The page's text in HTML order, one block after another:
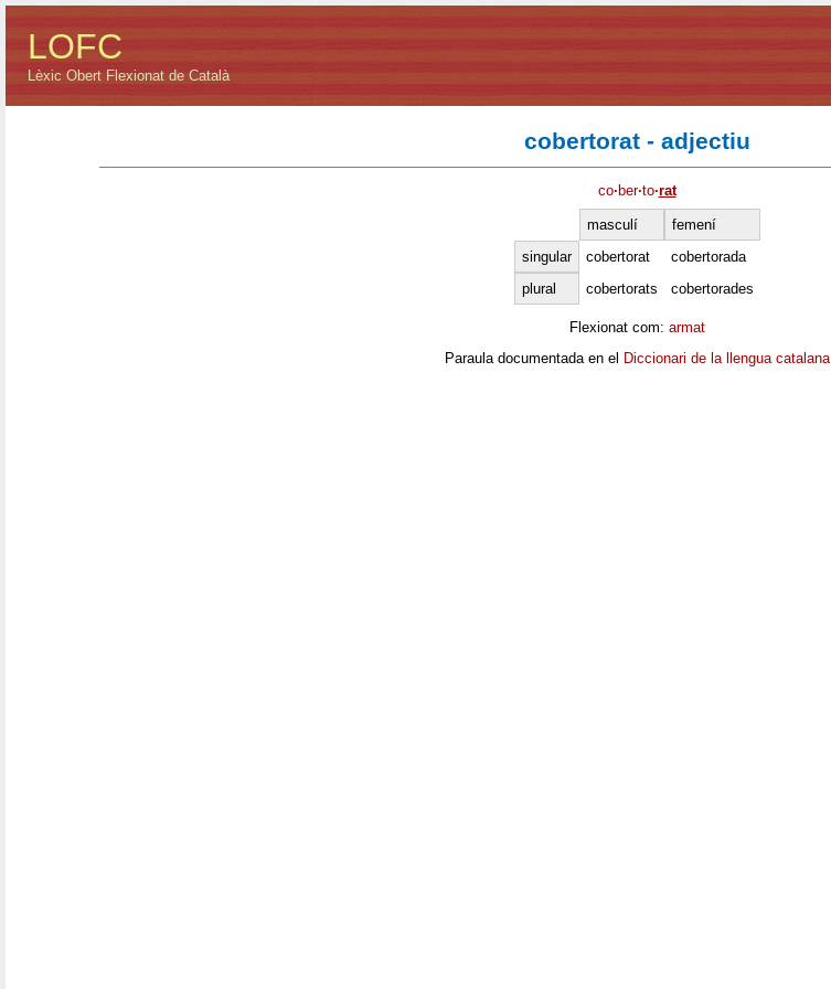
LOFC
Lèxic Obert Flexionat de Català
cobertorat - adjectiu
co· ber·to·rat
masculí
femení
singular
cobertorat
cobertorada
plural
cobertorats cobertorades
Flexionat com: armat
Paraula documentada en el Diccionari de la llengua catalana